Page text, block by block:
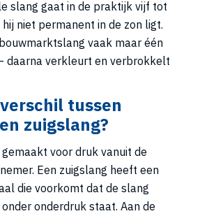
slang gaat in de praktijk vijf tot
niet permanent in de zon ligt.
vaak maar één
daarna verkleurt en verbrokkelt
tussen
zuigslang?
voor druk vanuit de
Een zuigslang heeft een
die voorkomt dat de slang
onderdruk staat. Aan de